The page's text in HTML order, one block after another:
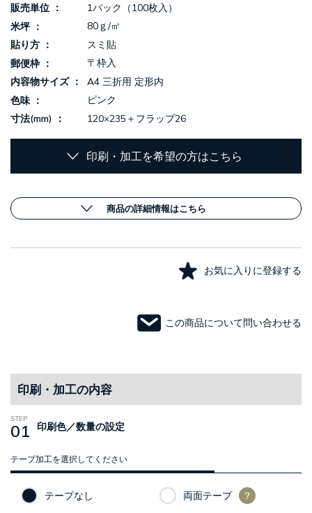
販売単位
1パック（100枚入）
米坪
80ｇ/㎡
貼り方
スミ貼
郵便枠
〒枠入
内容物サイズ
A4 三折用 定形内
色味
ピンク
寸法(mm)
120×235＋フラップ26
印刷・加工を希望の方はこちら
商品の詳細情報はこちら
お気に入りに登録する
この商品について問い合わせる
印刷・加工の内容
01 印刷色／数量の設定
テープ加工を選択してください
テープなし 両面テープ ？